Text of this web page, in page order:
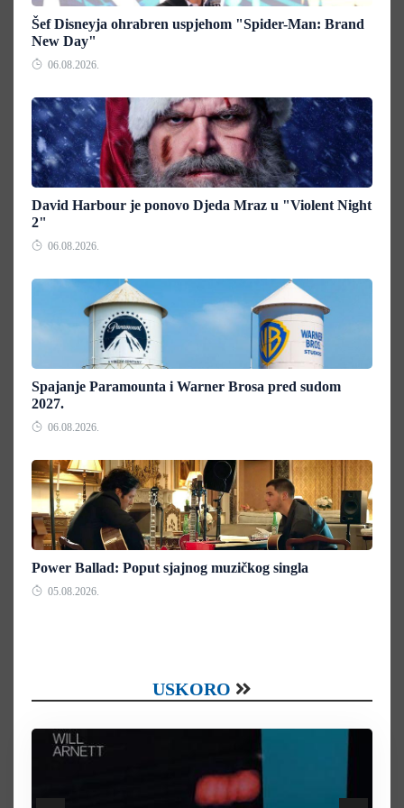
Šef Disneyja ohrabren uspjehom "Spider-Man: Brand
New Day"
06.08.2026.
David Harbour je ponovo Djeda Mraz u "Violent Night
2"
06.08.2026.
Spajanje Paramounta i Warner Brosa pred sudom
2027.
06.08.2026.
Power Ballad: Poput sjajnog muzičkog singla
05.08.2026.
USKORO